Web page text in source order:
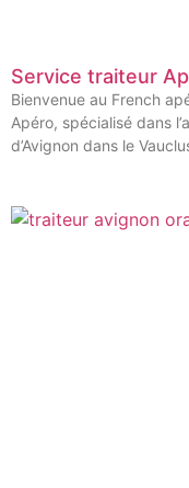
Service traiteur
Bienvenue au French
Apéro, spécialisé dans
d’Avignon dans le